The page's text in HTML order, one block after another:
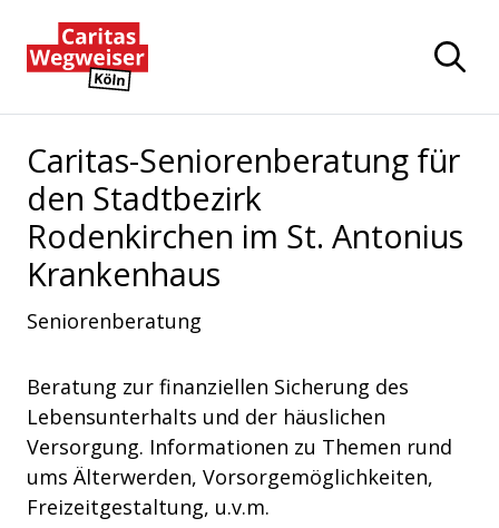
Zur Startseite navigieren
Caritas-Seniorenberatung für
den Stadtbezirk
Rodenkirchen im St. Antonius
Krankenhaus
Seniorenberatung
Beratung zur finanziellen Sicherung des
Lebensunterhalts und der häuslichen
Versorgung. Informationen zu Themen rund
ums Älterwerden, Vorsorgemöglichkeiten,
Freizeitgestaltung, u.v.m.